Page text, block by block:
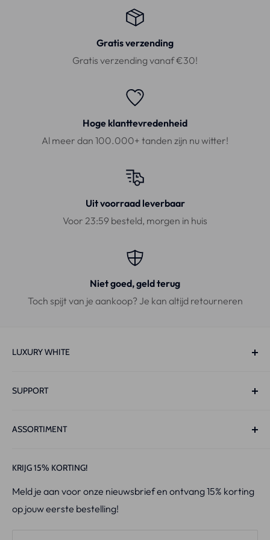
Gratis verzending
Gratis verzending vanaf €30!
Hoge klanttevredenheid
Al meer dan 100.000+ tanden zijn nu witter!
Uit voorraad leverbaar
Voor 23:59 besteld, morgen in huis
Niet goed, geld terug
Toch spijt van je aankoop? Je kan altijd retourneren
LUXURY WHITE
1422XN, Uithoorn
Live-Chat:Ma t/m Zo 10:00-22:00
KvK: 86694952
BTW-id:NL864052753B01
SUPPORT
Contact
Retourneren
Verzendbeleid
Algemene Voorwaarden
ASSORTIMENT
V34 x PAP+ Strips
PAP+ Whitening Pen™
Starter Kit
KRIJG 15% KORTING!
Meld je aan voor onze nieuwsbrief en ontvang 15% korting
op jouw eerste bestelling!